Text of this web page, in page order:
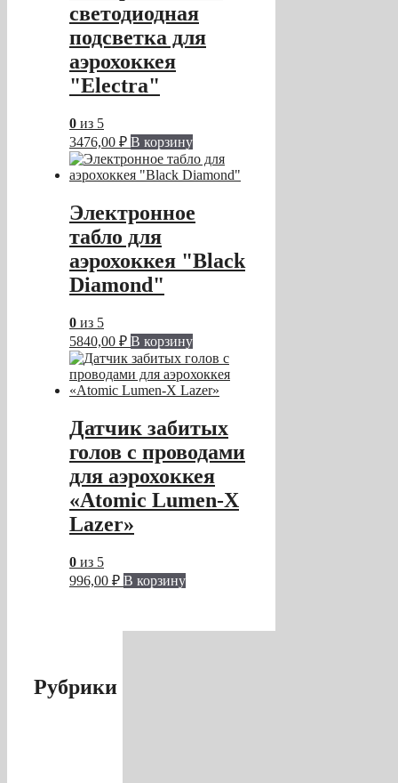
светодиодная
подсветка для
аэрохоккея
"Electra"
0 из 5
3476,00 ₽ В корзину
Электронное
табло для
аэрохоккея "Black
Diamond"
0 из 5
5840,00 ₽ В корзину
Датчик забитых
голов с проводами
для аэрохоккея
«Atomic Lumen-X
Lazer»
0 из 5
996,00 ₽ В корзину
Рубрики